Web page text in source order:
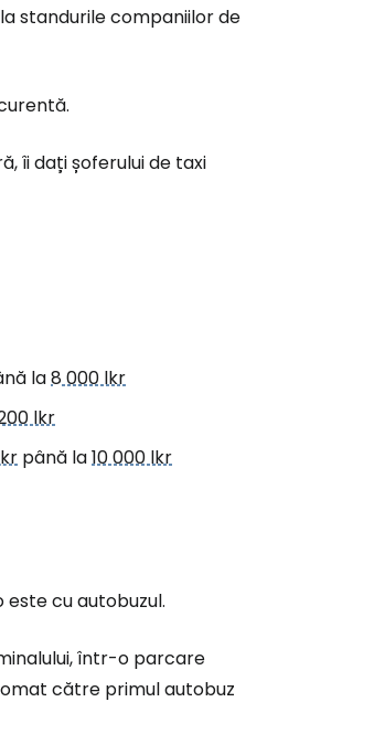
standurile companiilor de
îi dați șoferului de taxi
la8 000 lkr
lkr
până la10 000 lkr
cu autobuzul.
într-o parcare
către primul autobuz